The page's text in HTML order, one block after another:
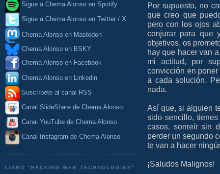
Sigue a Chema Alonso en Spotify
Sigue a Chema Alonso en Twitter / X
Chema Alonso en Mastodon
Chema Alonso en BSKY
Chema Alonso en Facebook
Chema Alonso en Linkedin
Suscríbete al canal RSS
Canal SlideShare de Chema Alonso
Canal YouTube de Chema Alonso
Canal Instagram de Chema Alonso
LIBRO "HACKING WEB TECHNOLOGIES"
Por supuesto, no
que creo que
pero con los ojos
conjurar para que
objetivos, os
hay que hacer van
mi actitud, por
convicción en
a cada solución.
nada.
Así que, si alguien
sido sencillo,
casos, sonreír sin
perder un segundo
te van a hacer
¡Saludos Malignos!